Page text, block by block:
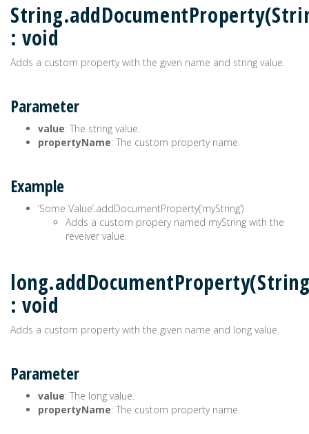
: void
Adds a custom property with the given name and string value.
Parameter
value: The string value.
propertyName: The custom property name.
Example
‘Some Value’.addDocumentProperty(‘myString’)
Adds a custom propery named myString with the
reveiver value.
: void
Adds a custom property with the given name and long value.
Parameter
value: The long value.
propertyName: The custom property name.